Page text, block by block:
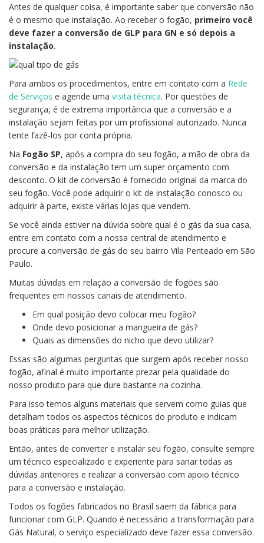
Antes de qualquer coisa, é importante saber que conversão não
é o mesmo que instalação. Ao receber o fogão, primeiro você
deve fazer a conversão de GLP para GN e só depois a
instalação.
Para ambos os procedimentos, entre em contato com a Rede
de Serviços e agende uma visita técnica. Por questões de
segurança, é de extrema importância que a conversão e a
instalação sejam feitas por um profissional autorizado. Nunca
tente fazê-los por conta própria.
Na Fogão SP, após a compra do seu fogão, a mão de obra da
conversão e da instalação tem um super orçamento com
desconto. O kit de conversão é fornecido original da marca do
seu fogão. Você pode adquirir o kit de instalação conosco ou
adquirir à parte, existe várias lojas que vendem.
Se você ainda estiver na dúvida sobre qual é o gás da sua casa,
entre em contato com a nossa central de atendimento e
procure a conversão de gás do seu bairro Vila Penteado em São
Paulo.
Muitas dúvidas em relação a conversão de fogões são
frequentes em nossos canais de atendimento.
Em qual posição devo colocar meu fogão?
Onde devo posicionar a mangueira de gás?
Quais as dimensões do nicho que devo utilizar?
Essas são algumas perguntas que surgem após receber nosso
fogão, afinal é muito importante prezar pela qualidade do
nosso produto para que dure bastante na cozinha.
Para isso temos alguns materiais que servem como guias que
detalham todos os aspectos técnicos do produto e indicam
boas práticas para melhor utilização.
Então, antes de converter e instalar seu fogão, consulte sempre
um técnico especializado e experiente para sanar todas as
dúvidas anteriores e realizar a conversão com apoio técnico
para a conversão e instalação.
Todos os fogões fabricados no Brasil saem da fábrica para
funcionar com GLP. Quando é necessário a transformação para
Gás Natural, o serviço especializado deve fazer essa conversão.